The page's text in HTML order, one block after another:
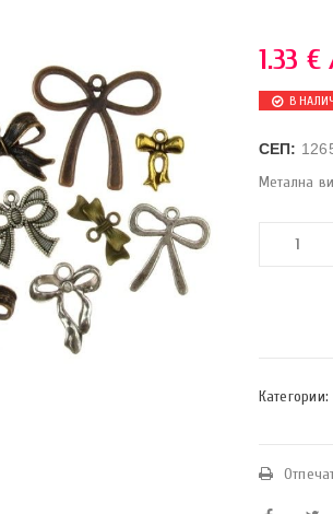
1.33 €
В
СЕП:
Метална
Категории: